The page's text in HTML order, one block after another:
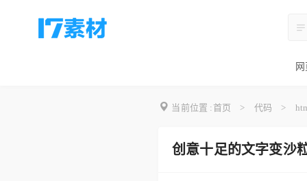
当前位置 :首页 > 代码 >
创意十足的文字变沙